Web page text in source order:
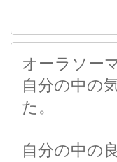
オーラソー
自分の中の
た。
自分の中の